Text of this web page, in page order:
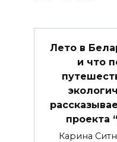
Лето в
и что
проекта
Карина